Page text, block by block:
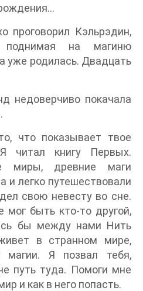
Кэльрэдин,
поднимая на магиню
уже родилась. Двадцать
недоверчиво покачала
что показывает твое
читал книгу Первых.
миры, древние маги
и легко путешествовали
свою невесту во сне.
быть кто-то другой,
бы между нами Нить
в странном мире,
магии. Я позвал тебя,
путь туда. Помоги мне
и как в него попасть.